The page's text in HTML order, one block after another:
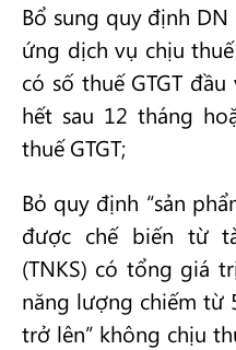
Bổ sung quy định DN
ứng dịch vụ chịu
có số thuế GTGT
hết sau 12 tháng
thuế GTGT;
Bỏ quy định “sản
được chế biến từ
(TNKS) có tổng giá
năng lượng chiếm từ
trở lên” không chịu